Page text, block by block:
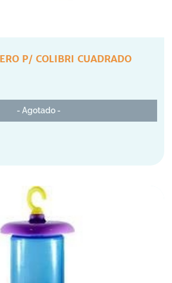
P/ COLIBRI CUADRADO
- Agotado -